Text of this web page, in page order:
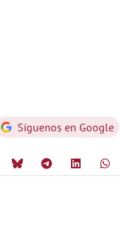
Síguenos en Google